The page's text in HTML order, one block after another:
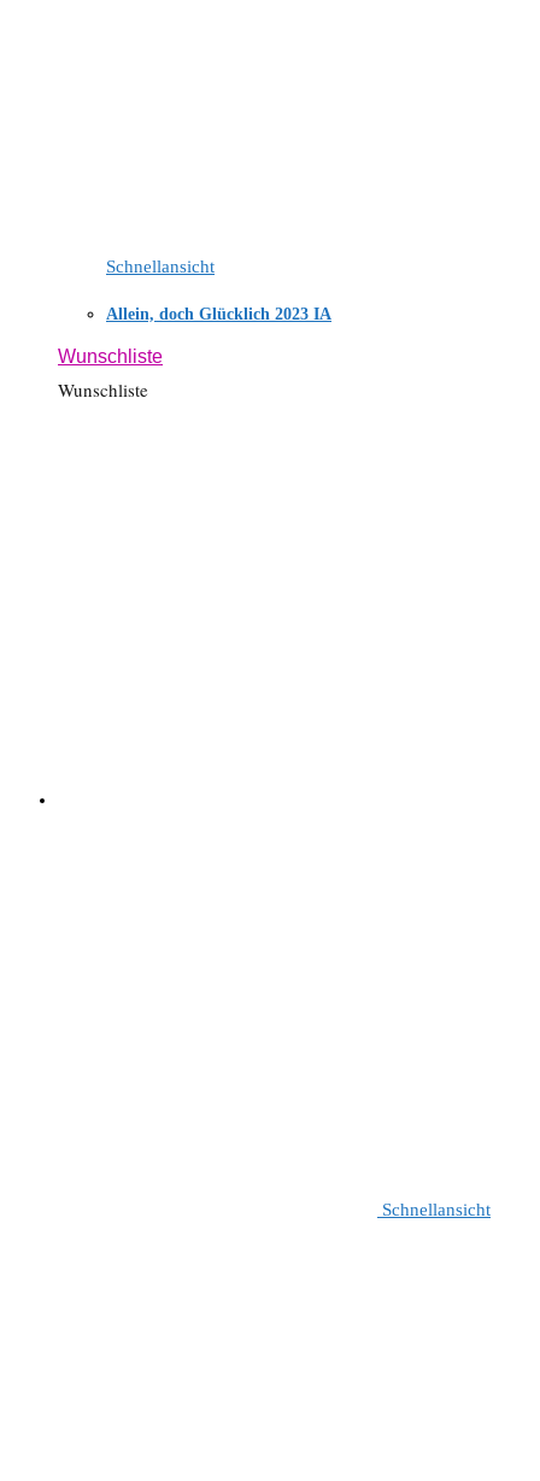
Schnellansicht
Allein, doch Glücklich 2023 IA
Wunschliste
Wunschliste
Schnellansicht